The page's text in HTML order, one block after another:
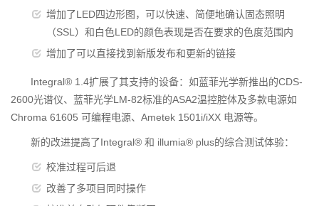
增加了LED四边形图，可以快速、简便地确认固态照明
（SSL）和白色LED的颜色表现是否在要求的色度范围内
增加了可以直接找到新版发布和更新的链接
Integral® 1.4扩展了其支持的设备：如蓝菲光学新推出的CDS-
2600光谱仪、蓝菲光学LM-82标准的ASA2温控腔体及多款电源如
Chroma 61605 可编程电源、Ametek 1501i/iXX 电源等。
新的改进提高了Integral® 和 illumia® plus的综合测试体验：
校准过程可后退
改善了多项目同时操作